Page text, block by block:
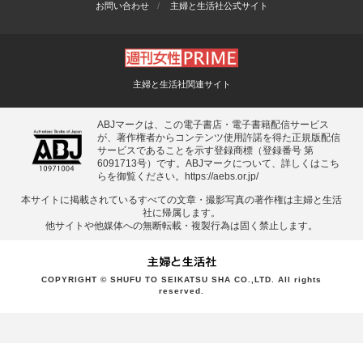
お問い合わせ
主婦と生活社公式サイト
主婦と生活社関連サイト
ABJマークは、この電子書店・電子書籍配信サービス
が、著作権者からコンテンツ使用許諾を得た正規版配信
サービスであることを示す登録商標（登録番号 第
6091713号）です。ABJマークについて、詳しくはこち
らを御覧ください。
https://aebs.or.jp/
本サイトに掲載されているすべての⽂章・撮影写真の著作権は主婦と⽣活
社に帰属します。
他サイトや他媒体への無断転載・複製⾏為は固く禁⽌します。
COPYRIGHT © SHUFU TO SEIKATSU SHA CO.,LTD. All rights
reserved.